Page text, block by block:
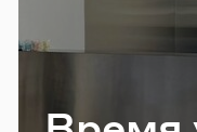
Пароль